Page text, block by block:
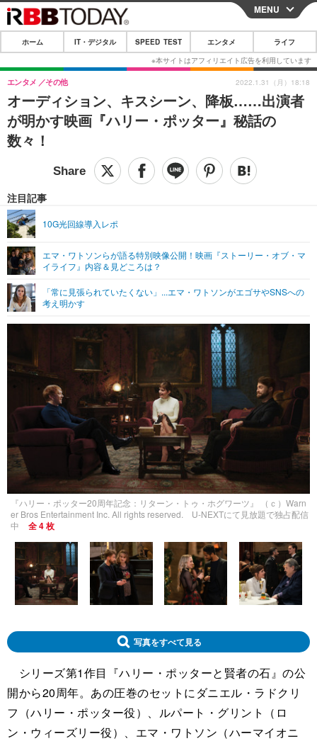
CLOSE
ホーム
IT・デジタル
IT・デジタルTOP スマートフォン
ショッピング その他
SPEED TEST
エンタメ
エンタメTOP 映画・ドラマ
音楽
グラビア ブログ
ペット
その他
リリース一覧
プッシュ通知の停止方法
MENU
ホーム IT・デジタル SPEED TEST エンタメ ライフ
オーディション、キスシーン、降板……出演者
が明かす映画『ハリー・ポッター』秘話の
数々！
エンタメ その他
注目記事
10G光回線導入レポ
エマ・ワトソンらが語る特別映像公開！映画『ストーリー・オブ・マ
イライフ』内容＆見どころは？
「常に見張られていたくない」...エマ・ワトソンがエゴサやSNSへの
考え明かす
2022.1.31（月）18:18
『ハリー・ポッター20周年記念：リターン・トゥ・ホグワーツ』 （ｃ）Warn
er Bros Entertainment Inc. All rights reserved. U-NEXTにて見放題で独占配信
中
全 4 枚
写真をすべて見る
シリーズ第1作目『ハリー・ポッターと賢者の石』の公
開から20周年。あの圧巻のセットにダニエル・ラドクリ
フ（ハリー・ポッター役）、ルパート・グリント（ロ
ン・ウィーズリー役）、エマ・ワトソン（ハーマイオニ